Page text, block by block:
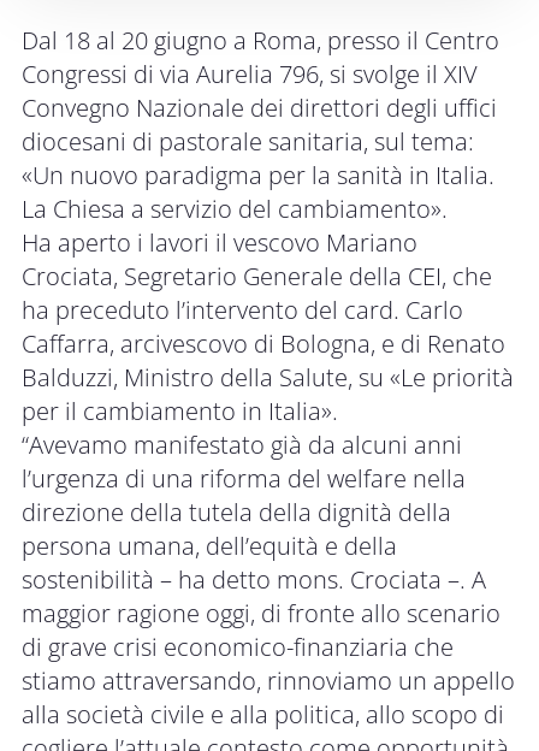
Dal 18 al 20 giugno a Roma, presso il Centro
Congressi di via Aurelia 796, si svolge il XIV
Convegno Nazionale dei direttori degli uffici
diocesani di pastorale sanitaria, sul tema:
«Un nuovo paradigma per la sanità in Italia.
La Chiesa a servizio del cambiamento».
Ha aperto i lavori il vescovo Mariano
Crociata, Segretario Generale della CEI, che
ha preceduto l’intervento del card. Carlo
Caffarra, arcivescovo di Bologna, e di Renato
Balduzzi, Ministro della Salute, su «Le priorità
per il cambiamento in Italia».
“Avevamo manifestato già da alcuni anni
l’urgenza di una riforma del welfare nella
direzione della tutela della dignità della
persona umana, dell’equità e della
sostenibilità – ha detto mons. Crociata –. A
maggior ragione oggi, di fronte allo scenario
di grave crisi economico-finanziaria che
stiamo attraversando, rinnoviamo un appello
alla società civile e alla politica, allo scopo di